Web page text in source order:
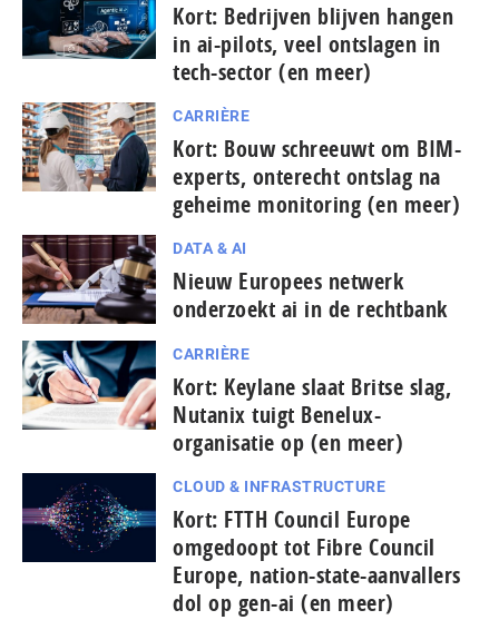
Kort: Bedrijven blijven hangen
in ai-pilots, veel ontslagen in
tech-sector (en meer)
CARRIÈRE
Kort: Bouw schreeuwt om BIM-
experts, onterecht ontslag na
geheime monitoring (en meer)
DATA & AI
Nieuw Europees netwerk
onderzoekt ai in de rechtbank
CARRIÈRE
Kort: Keylane slaat Britse slag,
Nutanix tuigt Benelux-
organisatie op (en meer)
CLOUD & INFRASTRUCTURE
Kort: FTTH Council Europe
omgedoopt tot Fibre Council
Europe, nation-state-aanvallers
dol op gen-ai (en meer)